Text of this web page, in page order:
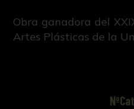
Obra ganadora del
Artes Plásticas de la